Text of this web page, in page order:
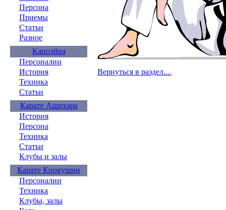
Персона
Приемы
Статьи
Разное
Капоэйра
Персоналии
История
Техника
Статьи
Карате Ашихара
История
Персона
Техника
Статьи
Клубы и залы
Карате Киокушин
Персоналии
Техника
Клубы, залы
Вернуться в раздел....